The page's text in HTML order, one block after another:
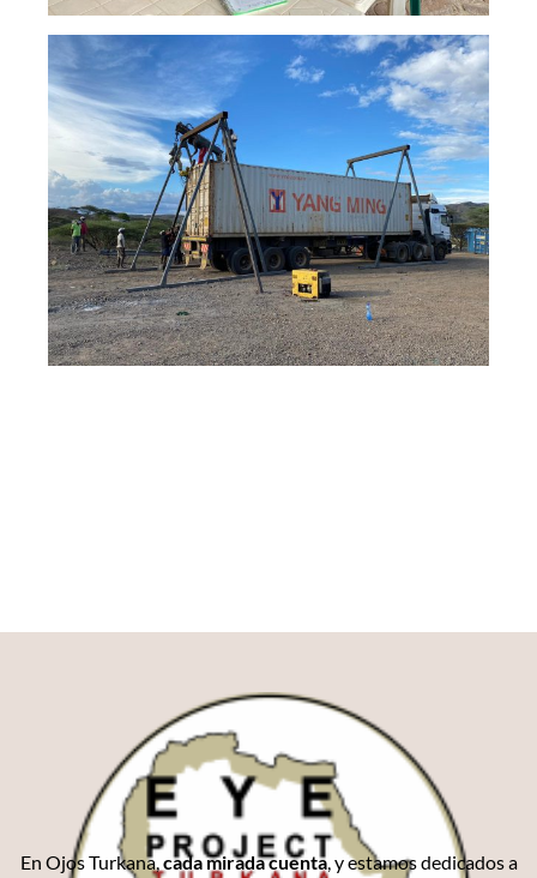
En Ojos Turkana,cada mirada cuenta, y estamos dedicados a